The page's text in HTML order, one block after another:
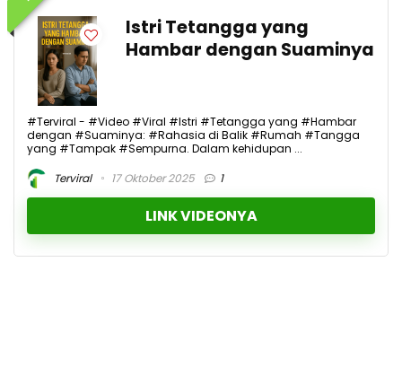
Istri Tetangga yang
Hambar dengan Suaminya
#Terviral - #Video #Viral #Istri #Tetangga yang #Hambar
dengan #Suaminya: #Rahasia di Balik #Rumah #Tangga
yang #Tampak #Sempurna. Dalam kehidupan ...
Terviral
17 Oktober 2025 1
LINK VIDEONYA